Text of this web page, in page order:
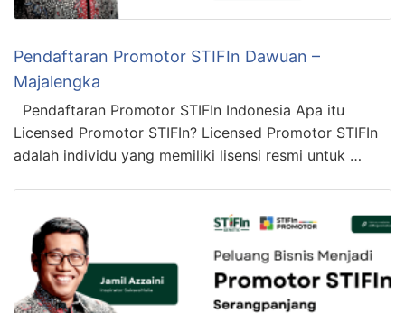
Pendaftaran Promotor STIFIn Dawuan –
Majalengka
Pendaftaran Promotor STIFIn Indonesia Apa itu
Licensed Promotor STIFIn? Licensed Promotor STIFIn
adalah individu yang memiliki lisensi resmi untuk …